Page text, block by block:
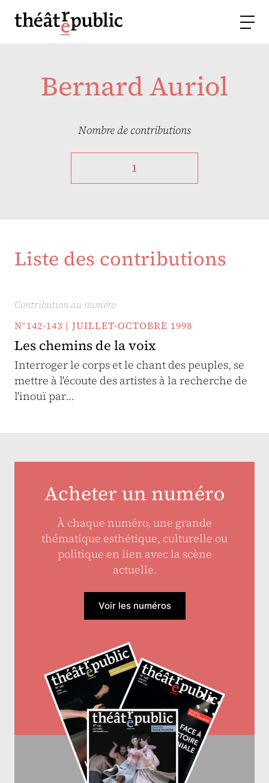
Bernard Auriol
Nombre de contributions
1
Liste des contributions
Contribution au numéro
N°142-143 | JUILLET-OCTOBRE 1998
Les chemins de la voix
Interroger le corps et le chant des peuples, se
mettre à l'écoute des artistes à la recherche de
l'inouï par…
Acheter un numéro
À chaque numéro, une grande
thématique esthétique, culturelle ou
politique en lien avec la scène
actuelle.
Voir les numéros